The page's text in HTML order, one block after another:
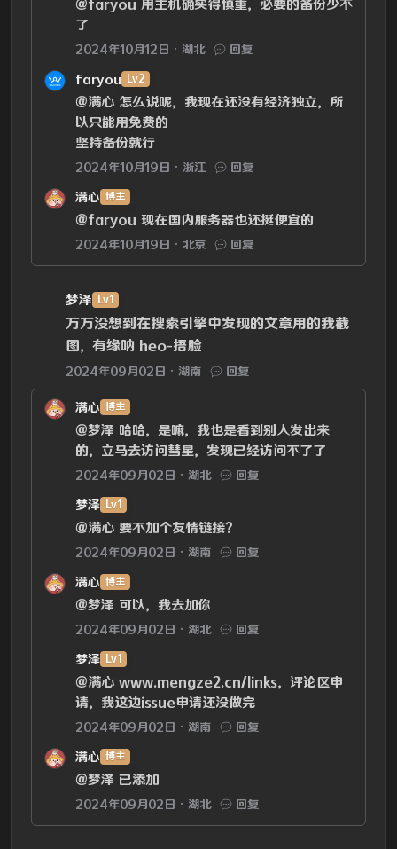
@faryou 用主机确实得慎重，必要的备份少不
了
2024年10月12日 湖北 回复
faryou Lv2
@满心 怎么说呢，我现在还没有经济独立，所
以只能用免费的
坚持备份就行
2024年10月19日 浙江 回复
满心 博主
@faryou 现在国内服务器也还挺便宜的
2024年10月19日 北京 回复
梦泽 Lv1
万万没想到在搜索引擎中发现的文章用的我截
图，有缘呐 heo-捂脸
2024年09月02日 湖南 回复
满心 博主
@梦泽 哈哈，是嘛，我也是看到别人发出来
的，立马去访问彗星，发现已经访问不了了
2024年09月02日 湖北 回复
梦泽 Lv1
@满心 要不加个友情链接?
2024年09月02日 湖南 回复
满心 博主
@梦泽 可以，我去加你
2024年09月02日 湖北 回复
梦泽 Lv1
@满心 www.mengze2.cn/links，评论区申
请，我这边issue申请还没做完
2024年09月02日 湖南 回复
满心 博主
@梦泽 已添加
2024年09月02日 湖北 回复